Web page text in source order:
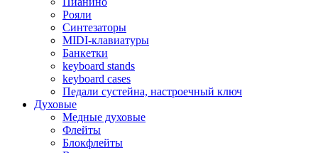
Рояли
Синтезаторы
MIDI-клавиатуры
Банкетки
keyboard stands
keyboard cases
Педали сустейна, настроечный ключ
Духовые
Медные духовые
Флейты
Блокфлейты